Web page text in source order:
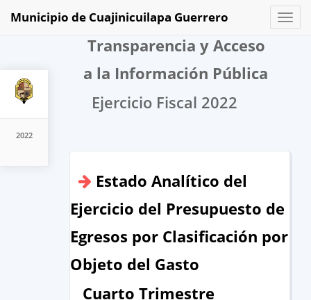
2022
Toggle
Municipio de Cuajinicuilapa Guerrero
Transparencia y Acceso
a la Información Pública
Ejercicio Fiscal 2022
Estado Analítico del
Ejercicio del Presupuesto de
Egresos por Clasificación por
Objeto del Gasto
Cuarto Trimestre